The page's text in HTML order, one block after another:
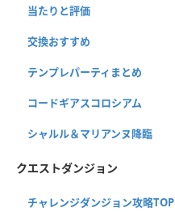
当たりと評価
交換おすすめ
テンプレパーティまとめ
コードギアスコロシアム
シャルル＆マリアンヌ降臨
クエストダンジョン
チャレンジダンジョン攻略TOP